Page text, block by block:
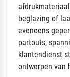
beglazing of
eveneens
partouts,
klantendienst
ontwerpen van